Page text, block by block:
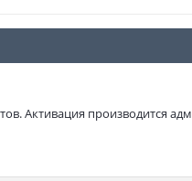
Активация производится